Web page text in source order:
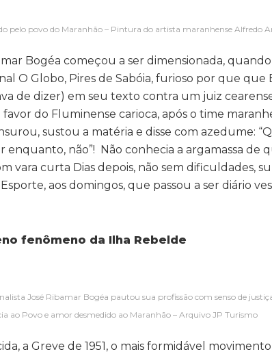
pelo povo do Maranhão – Pintura do artista maranhense Alfredo
Bogéa começou a ser dimensionada,
O Globo, Pires de Sabóia, furioso por que que
de dizer) em seu texto contra um juiz
do Fluminense carioca, após o time
sustou a matéria e disse com azedume:
não”! Não conhecia a argamassa de
curta Dias depois, não sem dificuldades,
aos domingos, que passou a ser diário
fenômeno da Ilha Rebelde
José Ribamar Bogéa pautou sua profissão com senso de
ao Povo e amor desmedido ao Maranhão – Arquivo JP Turismo
a Greve de 1951, o mais formidável